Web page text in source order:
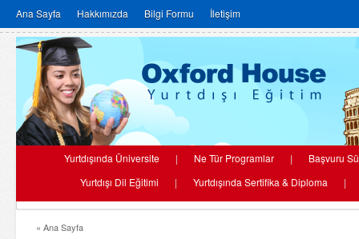
Ana Sayfa Hakkımızda Bilgi Formu İletişim
Yurtdışında Üniversite | Ne Tür Programlar |
Başvuru
Yurtdışı Dil Eğitimi
| Yurtdışında Sertifika & Diploma |
« Ana Sayfa